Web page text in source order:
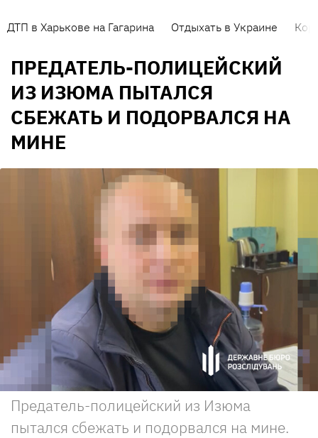
ДТП в Харькове на Гагарина Отдыхать в Украине
ПРЕДАТЕЛЬ-ПОЛИЦЕЙСКИЙ
ИЗ ИЗЮМА ПЫТАЛСЯ
СБЕЖАТЬ И ПОДОРВАЛСЯ НА
МИНЕ
Предатель-полицейский из Изюма
пытался сбежать и подорвался на мине.